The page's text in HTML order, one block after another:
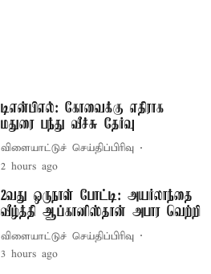
டிஎன்பிஎல்: கோவைக்கு எதிராக
மதுரை பந்து வீச்சு தேர்வு
விளையாட்டுச் செய்திப்பிரிவு
2 hours ago
2வது ஒருநாள் போட்டி: அயர்லாந்தை
வீழ்த்தி ஆப்கானிஸ்தான் அபார வெற்றி
விளையாட்டுச் செய்திப்பிரிவு
3 hours ago